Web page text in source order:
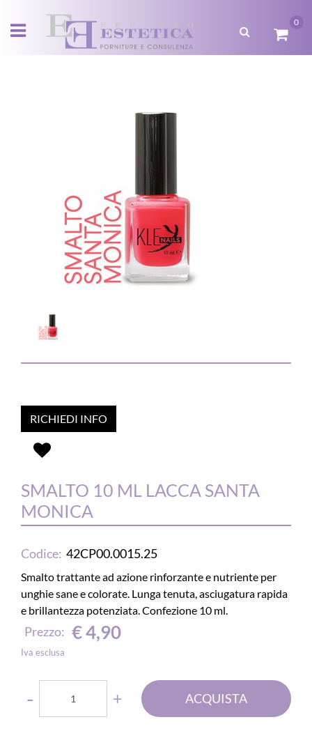
Open menu
0
RICHIEDI INFO
SMALTO 10 ML LACCA SANTA
MONICA
Codice: 42CP00.0015.25
Smalto trattante ad azione rinforzante e nutriente per
unghie sane e colorate. Lunga tenuta, asciugatura rapida
e brillantezza potenziata. Confezione 10 ml.
Prezzo: € 4,90
Iva esclusa
Quantità
ACQUISTA